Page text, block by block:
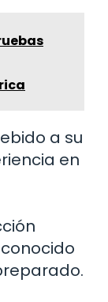
a su
en